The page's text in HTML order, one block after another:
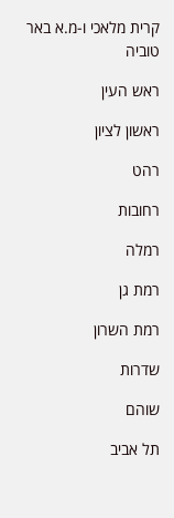
קרית מלאכי ו-מ.א באר
טוביה
ראש העין
ראשון לציון
רהט
רחובות
רמלה
רמת גן
רמת השרון
שדרות
שוהם
תל אביב